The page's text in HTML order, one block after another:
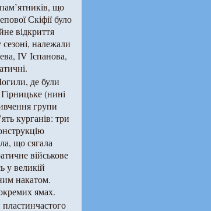
що
Скіфії було
відкриття
належали
IV Іспанова,
де були
(нині
групи
курганів: три
що сягала
військове
у великій
накатом.
ямах.